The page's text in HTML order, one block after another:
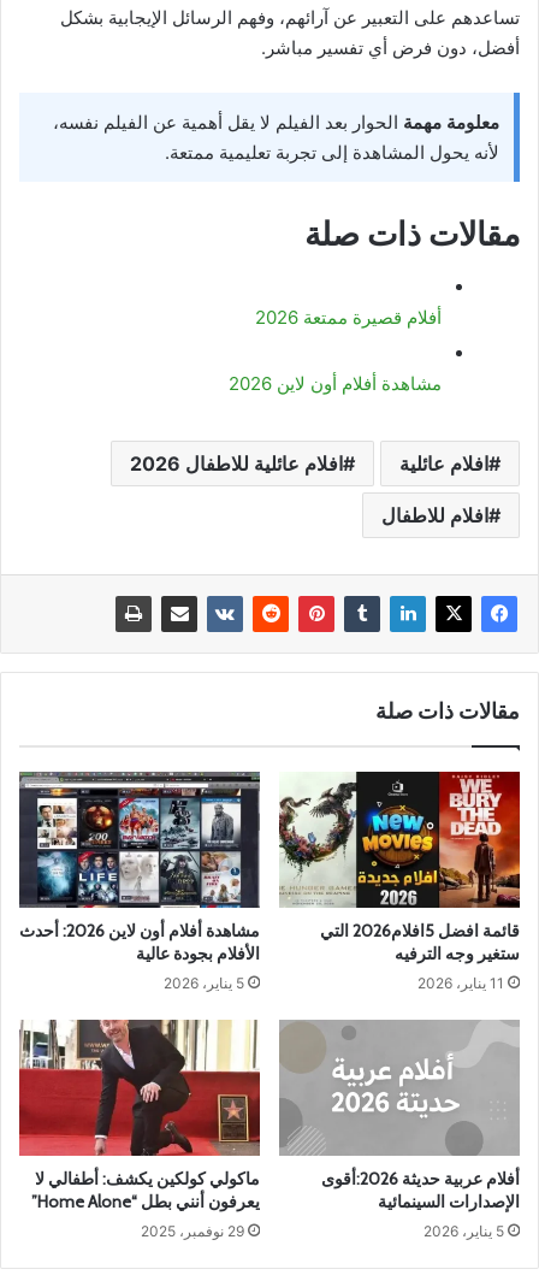
تساعدهم على التعبير عن آرائهم، وفهم الرسائل الإيجابية بشكل
أفضل، دون فرض أي تفسير مباشر.
معلومة مهمة الحوار بعد الفيلم لا يقل أهمية عن الفيلم نفسه،
لأنه يحول المشاهدة إلى تجربة تعليمية ممتعة.
مقالات ذات صلة
أفلام قصيرة ممتعة 2026
مشاهدة أفلام أون لاين 2026
افلام عائلية افلام عائلية للاطفال 2026
افلام للاطفال
مقالات ذات صلة
قائمة افضل 5افلام2026 التي
ستغير وجه الترفيه
11 يناير، 2026
مشاهدة أفلام أون لاين 2026: أحدث
الأفلام بجودة عالية
5 يناير، 2026
أفلام عربية حديثة 2026:أقوى
الإصدارات السينمائية
5 يناير، 2026
ماكولي كولكين يكشف: أطفالي لا
يعرفون أنني بطل “Home Alone”
29 نوفمبر، 2025